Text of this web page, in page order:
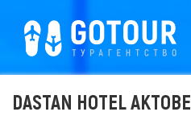
DASTAN HOTEL AKTOBE